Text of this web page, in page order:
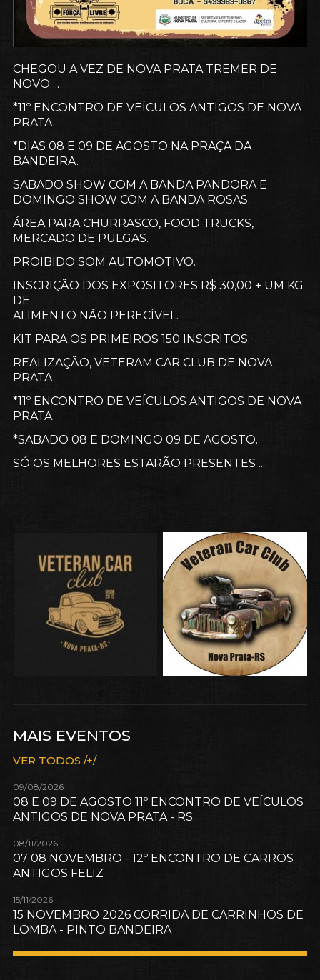
CHEGOU A VEZ DE NOVA PRATA TREMER DE
NOVO ...
*11º ENCONTRO DE VEÍCULOS ANTIGOS DE NOVA
PRATA.
*DIAS 08 E 09 DE AGOSTO NA PRAÇA DA
BANDEIRA.
SABADO SHOW COM A BANDA PANDORA E
DOMINGO SHOW COM A BANDA ROSAS.
ÁREA PARA CHURRASCO, FOOD TRUCKS,
MERCADO DE PULGAS.
PROIBIDO SOM AUTOMOTIVO.
INSCRIÇÃO DOS EXPOSITORES R$ 30,00 + UM KG
DE
ALIMENTO NÃO PERECÍVEL.
KIT PARA OS PRIMEIROS 150 INSCRITOS.
REALIZAÇÃO, VETERAM CAR CLUB DE NOVA
PRATA.
*11º ENCONTRO DE VEÍCULOS ANTIGOS DE NOVA
PRATA.
*SABADO 08 E DOMINGO 09 DE AGOSTO.
SÓ OS MELHORES ESTARÃO PRESENTES ....
MAIS EVENTOS
VER TODOS /+/
09/08/2026
08 E 09 DE AGOSTO 11º ENCONTRO DE VEÍCULOS
ANTIGOS DE NOVA PRATA - RS.
08/11/2026
07 08 NOVEMBRO - 12º ENCONTRO DE CARROS
ANTIGOS FELIZ
15/11/2026
15 NOVEMBRO 2026 CORRIDA DE CARRINHOS DE
LOMBA - PINTO BANDEIRA